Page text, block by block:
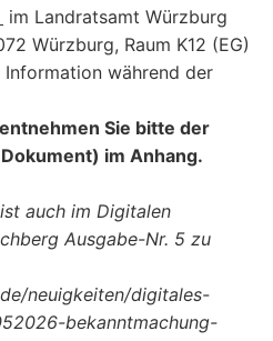
im Landratsamt Würzburg
Würzburg, Raum K12 (EG)
während der
Sie bitte der
im Anhang.
auch im Digitalen
Ausgabe-Nr. 5 zu
neuigkeiten/digitales-
bekanntmachung-